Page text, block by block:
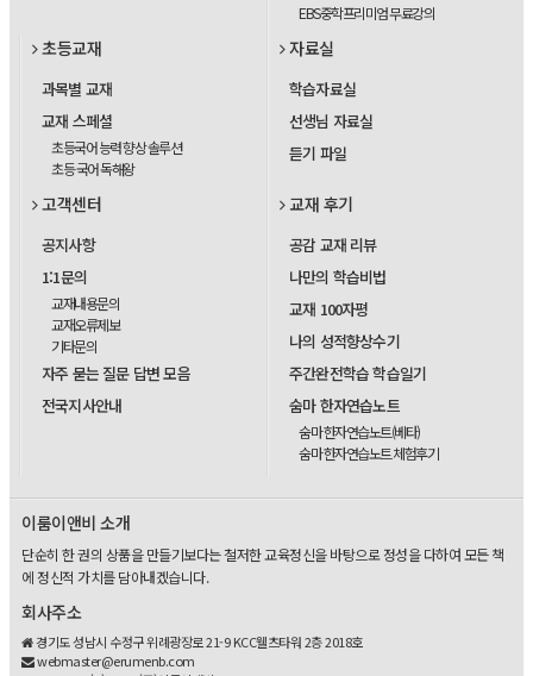
EBS중학프리미엄 무료강의
초등교재
과목별 교재
교재 스페셜
초등국어 능력 향상 솔루션
초등 국어 독해왕
자료실
학습자료실
선생님 자료실
듣기 파일
고객센터
공지사항
1:1문의
교재내용문의
교재오류제보
기타문의
자주 묻는 질문 답변 모음
전국지사안내
교재 후기
공감 교재 리뷰
나만의 학습비법
교재 100자평
나의 성적향상수기
주간완전학습 학습일기
숨마 한자연습노트
숨마 한자연습노트(베타)
숨마 한자연습노트 체험후기
이룸이앤비 소개
단순히 한 권의 상품을 만들기보다는 철저한 교육정신을 바탕으로 정성을 다하여 모든 책
에 정신적 가치를 담아내겠습니다.
회사주소
경기도 성남시 수정구 위례광장로 21-9 KCC웰츠타워 2층 2018호
webmaster@erumenb.com